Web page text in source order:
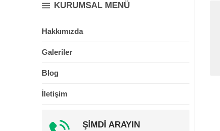
KURUMSAL MENÜ
Hakkımızda
Galeriler
Blog
İletişim
ŞİMDİ ARAYIN